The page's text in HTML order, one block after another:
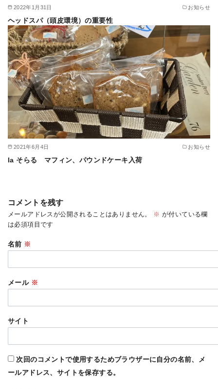
2022年1月31日 お知らせ
ヘッドスパ（頭皮環境）の重要性
2021年6月4日 お知らせ
la そらる マフィン、パウンドケーキ入荷
コメントを残す
メールアドレスが公開されることはありません。 ※ が付いている欄
は必須項目です
名前 ※
メール ※
サイト
次回のコメントで使用するためブラウザーに自分の名前、メ
ールアドレス、サイトを保存する。